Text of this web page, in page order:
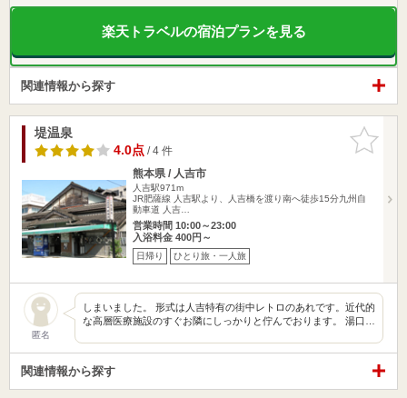
楽天トラベルの宿泊プランを見る
関連情報から探す
お気に入
りに追加
堤温泉
4.0点/ 4 件
熊本県 / 人吉市
人吉駅971m
JR肥薩線 人吉駅より、人吉橋を渡り南へ徒歩15分九州自
動車道 人吉…
営業時間 10:00～23:00
入浴料金 400円～
日帰り ひとり旅・一人旅
匿名
しまいました。 形式は人吉特有の街中レトロのあれです。近代的
な高層医療施設のすぐお隣にしっかりと佇んでおります。 湯口…
関連情報から探す